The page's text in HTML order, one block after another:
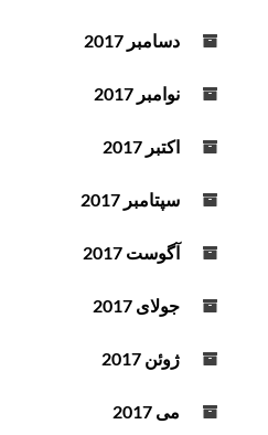
دسامبر 2017
نوامبر 2017
اکتبر 2017
سپتامبر 2017
آگوست 2017
جولای 2017
ژوئن 2017
می 2017